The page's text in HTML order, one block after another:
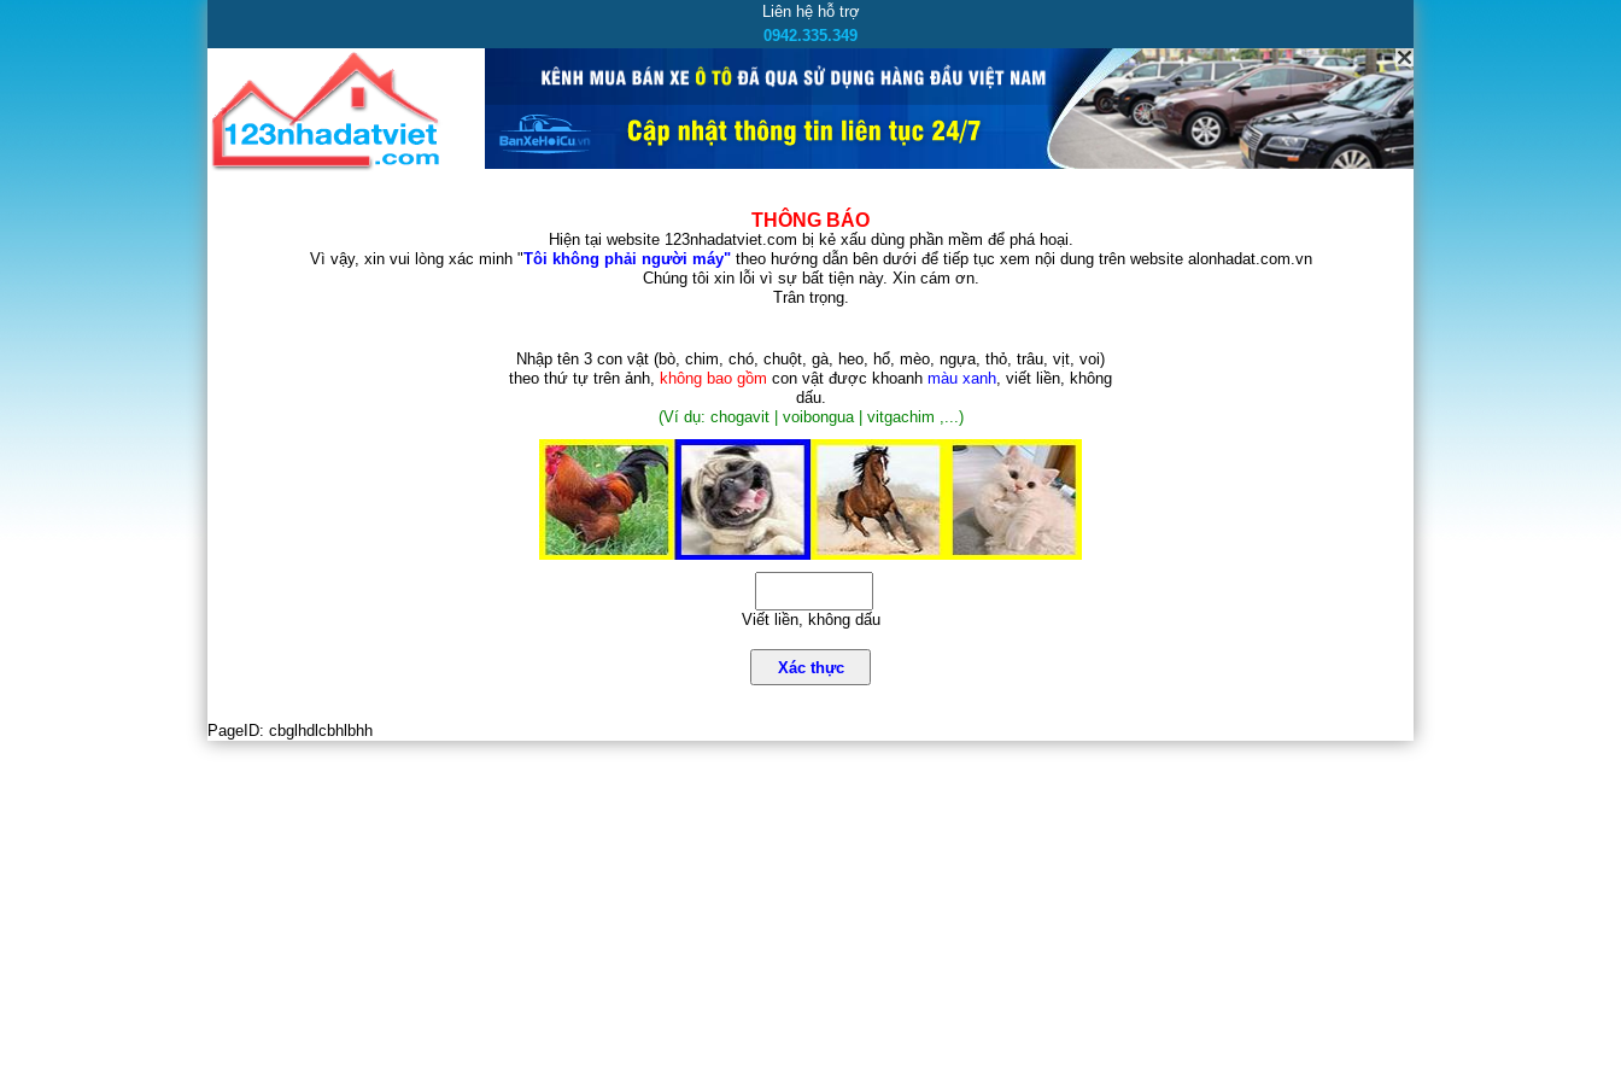
Liên hệ hỗ trợ
0942.335.349
THÔNG BÁO
Hiện tại website 123nhadatviet.com bị kẻ xấu dùng phần mềm để phá hoại.
Vì vậy, xin vui lòng xác minh "Tôi không phải người máy"theo hướng dẫn bên dưới để tiếp tục xem nội dung trên website alonhadat.com.vn
Chúng tôi xin lỗi vì sự bất tiện này. Xin cám ơn.
Trân trọng.
Nhập tên 3 con vật (bò, chim, chó, chuột, gà, heo, hổ, mèo, ngựa, thỏ, trâu, vịt, voi)
theo thứ tự trên ảnh, không bao gồm con vật được khoanh màu xanh, viết liền, không
dấu.
(Ví dụ: chogavit | voibongua | vitgachim ,...)
Viết liền, không dấu
Xác thực
PageID: cbglhdlcbhlbhh